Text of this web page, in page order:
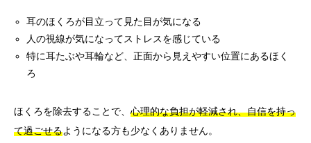
耳のほくろが目立って見た目が気になる
人の視線が気になってストレスを感じている
特に耳たぶや耳輪など、正面から見えやすい位置にあるほく
ろ
ほくろを除去することで、 心理的な負担が軽減され、自信を持っ
て過ごせるようになる方も少なくありません。